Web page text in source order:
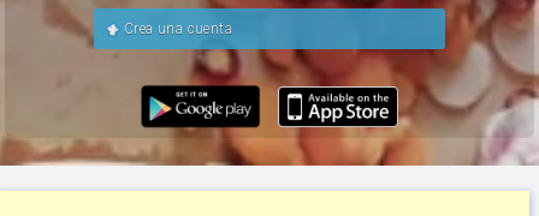
Crea una cuenta